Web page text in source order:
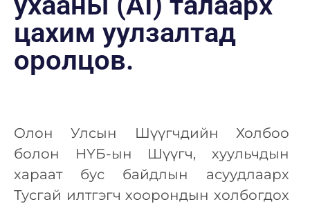
цахим уулзалтад
оролцов.
Олон Улсын Шүүгчдийн Холбоо
болон НҮБ-ын Шүүгч, хуульчдын
хараат бус байдлын асуудлаарх
Тусгай илтгэгч хоорондын холбогдох